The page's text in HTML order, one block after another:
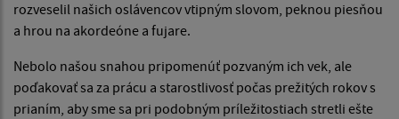
rozveselil našich oslávencov vtipným slovom, peknou piesňou
a hrou na akordeóne a fujare.
Nebolo našou snahou pripomenúť pozvaným ich vek, ale
poďakovať sa za prácu a starostlivosť počas prežitých rokov s
prianím, aby sme sa pri podobným príležitostiach stretli ešte